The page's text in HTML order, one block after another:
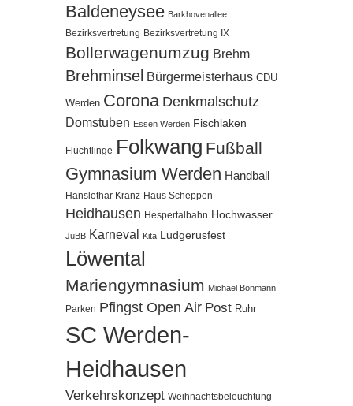
Baldeneysee Barkhovenallee
Bezirksvertretung Bezirksvertretung IX
Bollerwagenumzug Brehm
Brehminsel Bürgermeisterhaus CDU
Werden Corona Denkmalschutz
Domstuben Essen Werden Fischlaken
Flüchtlinge Folkwang Fußball
Gymnasium Werden Handball
Hanslothar Kranz Haus Scheppen
Heidhausen Hespertalbahn Hochwasser
JuBB Karneval Kita Ludgerusfest
Löwental
Mariengymnasium Michael Bonmann
Parken Pfingst Open Air Post Ruhr
SC Werden-
Heidhausen
Verkehrskonzept Weihnachtsbeleuchtung